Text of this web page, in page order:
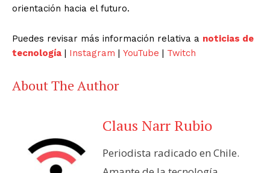
orientación hacia el futuro.
Puedes revisar más información relativa a noticias de
tecnología | Instagram | YouTube | Twitch
About The Author
Claus Narr Rubio
Periodista radicado en Chile.